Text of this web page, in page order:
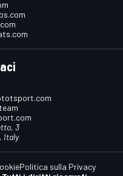
3
Italy
Politica sulla Privacy